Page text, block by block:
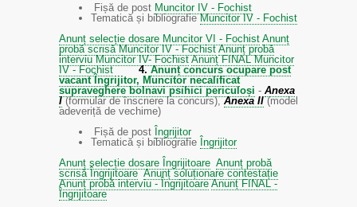
Fișă de post Muncitor IV - Fochist
Tematică și bibliografieMuncitor IV - Fochist
Anunț selecție dosare Muncitor VI - Fochist Anunț
probă scrisă Muncitor IV - Fochist Anunț probă
interviu Muncitor IV- Fochist Anunț FINAL Muncitor
IV - Fochist 4.Anunț concurs ocupare post
vacant Îngrijitor, Muncitor necalificat
supraveghere bolnavi psihici periculoși - Anexa
I(formular de înscriere la concurs),Anexa II(model
adeveriță de vechime)
Fișă de post Îngrijitor
Tematică și bibliografie Îngrijitor
Anunț selecție dosare Îngrijitoare Anunț probă
scrisă Îngrijitoare Anunț soluționare contestație
Anunț probă interviu - Îngrijitoare Anunț FINAL -
Îngrijitoare